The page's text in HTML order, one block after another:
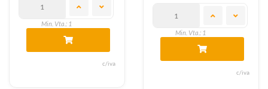
Min. Vta.: 1
c/iva
Min. Vta.: 1
c/iva